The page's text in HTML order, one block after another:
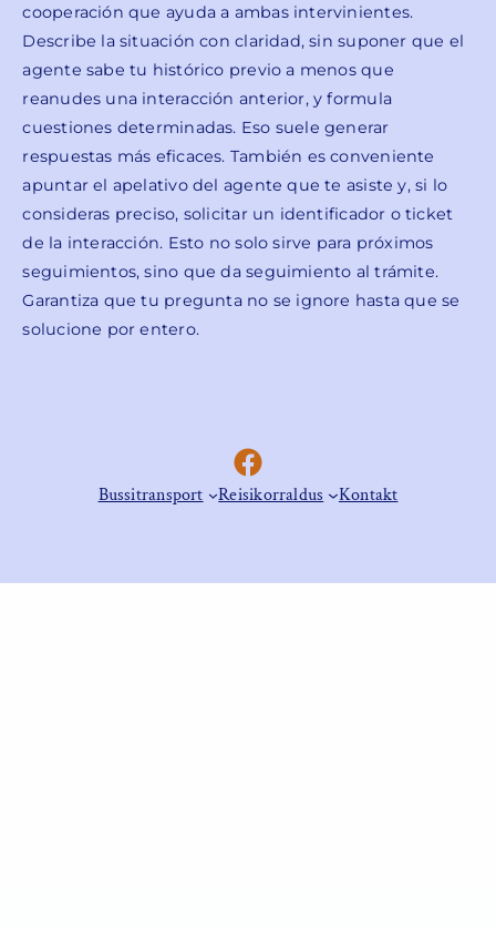
cooperación que ayuda a ambas intervinientes.
Describe la situación con claridad, sin suponer que el
agente sabe tu histórico previo a menos que
reanudes una interacción anterior, y formula
cuestiones determinadas. Eso suele generar
respuestas más eficaces. También es conveniente
apuntar el apelativo del agente que te asiste y, si lo
consideras preciso, solicitar un identificador o ticket
de la interacción. Esto no solo sirve para próximos
seguimientos, sino que da seguimiento al trámite.
Garantiza que tu pregunta no se ignore hasta que se
solucione por entero.
Facebook
Bussitransport Reisikorraldus Kontakt